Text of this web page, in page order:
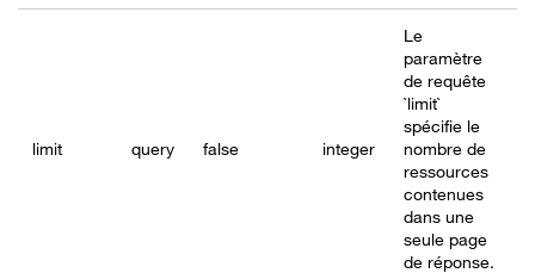
limit query false integer
Le
paramètre
de requête
`limit`
spécifie le
nombre de
ressources
contenues
dans une
seule page
de réponse.